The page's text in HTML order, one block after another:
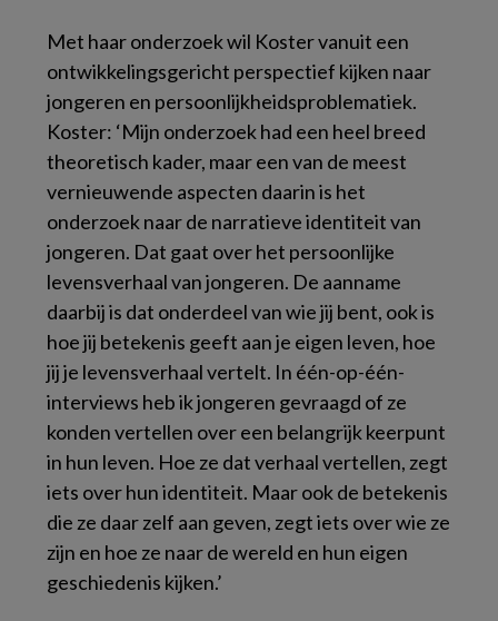
Met haar onderzoek wil Koster vanuit een
ontwikkelingsgericht perspectief kijken naar
jongeren en persoonlijkheidsproblematiek.
Koster: ‘Mijn onderzoek had een heel breed
theoretisch kader, maar een van de meest
vernieuwende aspecten daarin is het
onderzoek naar de narratieve identiteit van
jongeren. Dat gaat over het persoonlijke
levensverhaal van jongeren. De aanname
daarbij is dat onderdeel van wie jij bent, ook is
hoe jij betekenis geeft aan je eigen leven, hoe
jij je levensverhaal vertelt. In één-op-één-
interviews heb ik jongeren gevraagd of ze
konden vertellen over een belangrijk keerpunt
in hun leven. Hoe ze dat verhaal vertellen, zegt
iets over hun identiteit. Maar ook de betekenis
die ze daar zelf aan geven, zegt iets over wie ze
zijn en hoe ze naar de wereld en hun eigen
geschiedenis kijken.’